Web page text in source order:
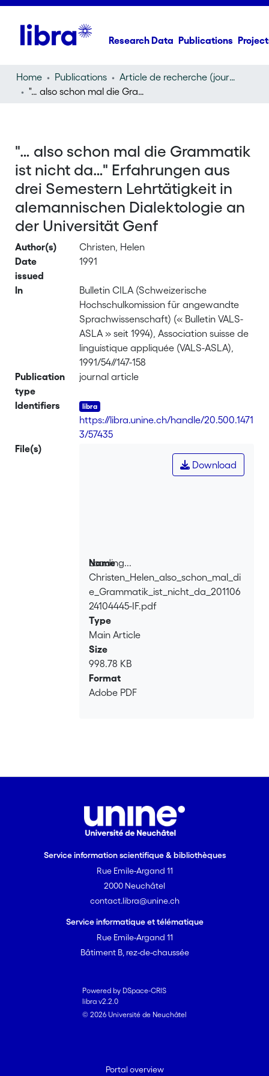
Research Data Publications
Home Publications
Article de recherche (journal article)
"… also schon mal die Grammatik ist nicht da…" Erfahrungen aus drei Semestern Lehrtätigkeit in alemannischen Dialektologie an der Universität Genf
"… also schon mal die Grammatik
ist nicht da…" Erfahrungen aus
drei Semestern Lehrtätigkeit in
alemannischen Dialektologie an
der Universität Genf
Author(s)
Christen, Helen
Date
issued
1991
In
Bulletin CILA (Schweizerische
Hochschulkomission für angewandte
Sprachwissenschaft) (« Bulletin VALS-
ASLA » seit 1994), Association suisse de
linguistique appliquée (VALS-ASLA),
1991/54//147-158
Publication
type
journal article
Identifiers
https://libra.unine.ch/handle/20.500.1471
3/57435
File(s)
Loading...
Loading...
Download
Name
Christen_Helen_also_schon_mal_di
e_Grammatik_ist_nicht_da_201106
24104445-IF.pdf
Type
Main Article
Size
998.78 KB
Format
Adobe PDF
Service information scientifique & bibliothèques
Rue Emile-Argand 11
2000 Neuchâtel
contact.libra@unine.ch
Service informatique et télématique
Rue Emile-Argand 11
Bâtiment B, rez-de-chaussée
Powered by DSpace-CRIS
libra v2.2.0
© 2026 Université de Neuchâtel
Portal overview